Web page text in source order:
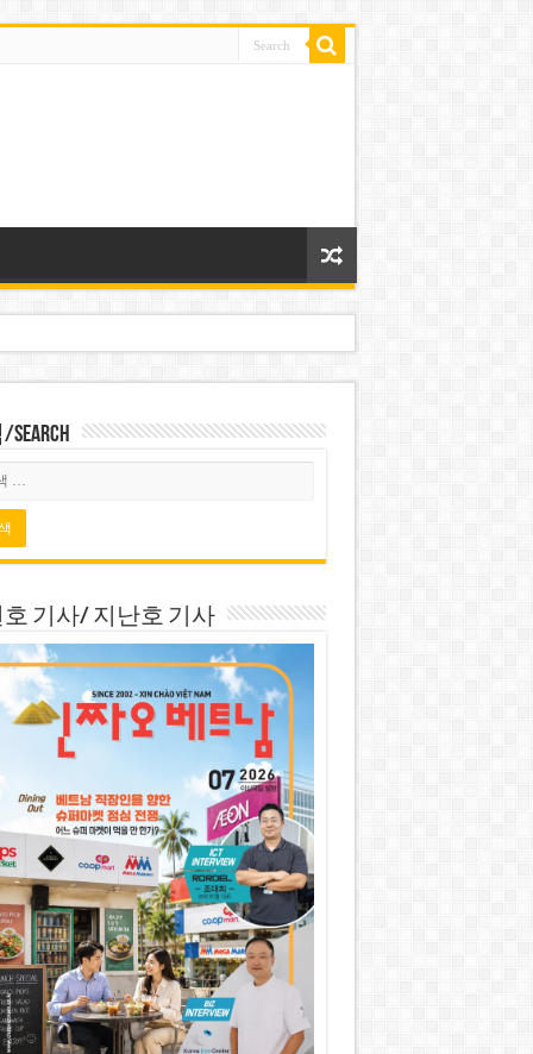
기사/ 지난호 기사